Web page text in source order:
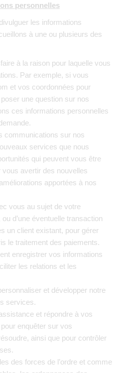
personnelles
les informations
à une ou plusieurs des
à la raison pour laquelle vous
Par exemple, si vous
et vos coordonnées pour
une question sur nos
ces informations personnelles
communications sur nos
services que nous
qui peuvent vous être
vous avertir des nouvelles
apportées à nos
vous au sujet de votre
d’une éventuelle transaction
un client existant, pour gérer
le traitement des paiements.
enregistrer vos informations
les relations et les
et développer notre
services.
et répondre à vos
enquêter sur vos
ainsi que pour contrôler
des forces de l’ordre et comme